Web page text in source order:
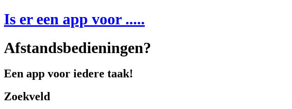
Is er een app voor .....
Afstandsbedieningen?
Een app voor iedere taak!
Zoekveld